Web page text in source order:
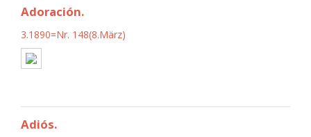
Adoración.
3.1890=Nr. 148(8.März)
Adiós.